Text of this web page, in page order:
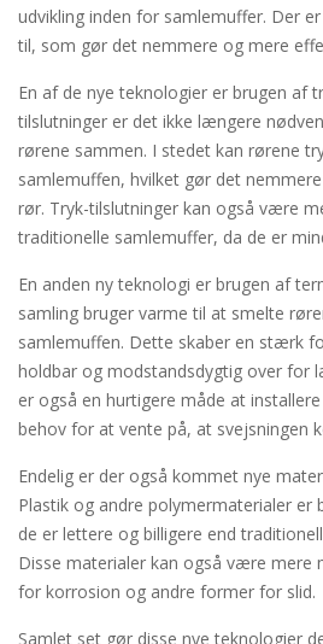
udvikling inden for samlemuffer. Der
til, som gør det nemmere og mere
En af de nye teknologier er brugen af
tilslutninger er det ikke længere
rørene sammen. I stedet kan rørene
samlemuffen, hvilket gør det
rør. Tryk-tilslutninger kan også være
traditionelle samlemuffer, da de er
En anden ny teknologi er brugen af
samling bruger varme til at smelte
samlemuffen. Dette skaber en stærk
holdbar og modstandsdygtig over for
er også en hurtigere måde at
behov for at vente på, at svejsningen
Endelig er der også kommet nye
Plastik og andre polymermaterialer
de er lettere og billigere end
Disse materialer kan også være mere
for korrosion og andre former for slid.
Samlet set gør disse nye teknologier